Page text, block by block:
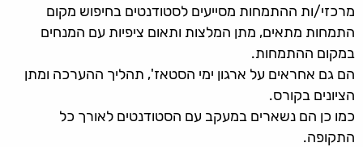
מרכזי/ות ההתמחות מסייעים לסטודנטים בחיפוש מקום
התמחות מתאים, מתן המלצות ותאום ציפיות עם המנחים
במקום ההתמחות.
הם גם אחראים על ארגון ימי הסטאז', תהליך ההערכה ומתן
הציונים בקורס.
כמו כן הם נשארים במעקב עם הסטודנטים לאורך כל
התקופה.